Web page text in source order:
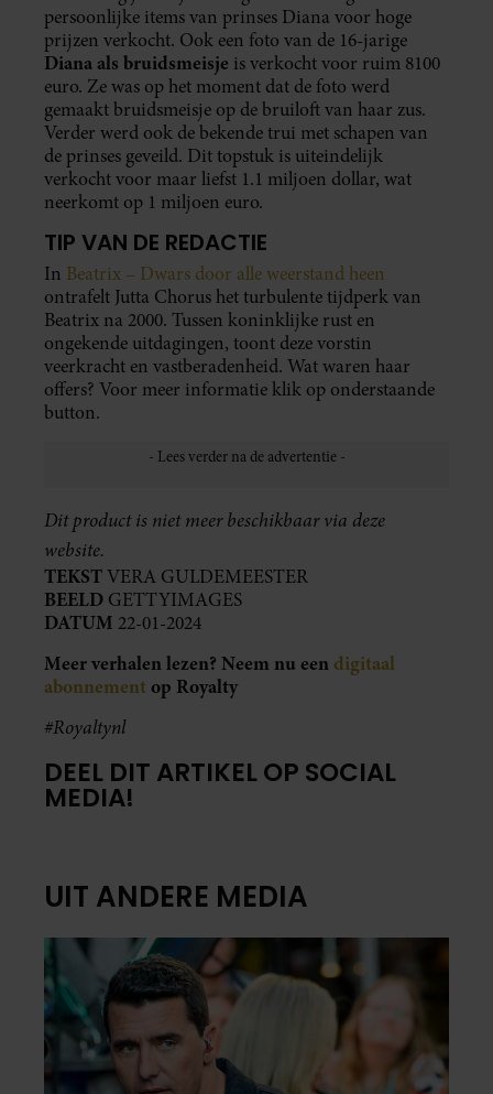
persoonlijke items van prinses Diana voor hoge
prijzen verkocht. Ook een foto van de 16-jarige
Diana als bruidsmeisje is verkocht voor ruim 8100
euro. Ze was op het moment dat de foto werd
gemaakt bruidsmeisje op de bruiloft van haar zus.
Verder werd ook de bekende trui met schapen van
de prinses geveild. Dit topstuk is uiteindelijk
verkocht voor maar liefst 1.1 miljoen dollar, wat
neerkomt op 1 miljoen euro.
TIP VAN DE REDACTIE
In Beatrix – Dwars door alle weerstand heen
ontrafelt Jutta Chorus het turbulente tijdperk van
Beatrix na 2000. Tussen koninklijke rust en
ongekende uitdagingen, toont deze vorstin
veerkracht en vastberadenheid. Wat waren haar
offers? Voor meer informatie klik op onderstaande
button.
Dit product is niet meer beschikbaar via deze
website.
TEKSTVERA GULDEMEESTER
BEELD GETTYIMAGES
DATUM 22-01-2024
Meer verhalen lezen? Neem nu een digitaal
abonnement op Royalty
#Royaltynl
DEEL DIT ARTIKEL OP SOCIAL
MEDIA!
UIT ANDERE MEDIA